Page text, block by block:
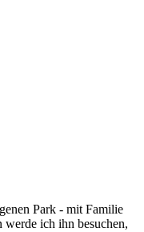
Park - mit Familie
ich ihn besuchen,